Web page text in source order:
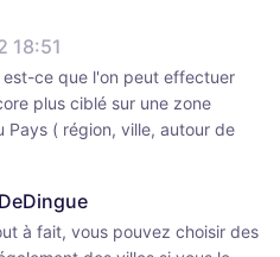
18:51
est-ce que l'on peut effectuer
plus ciblé sur une zone
Pays ( région, ville, autour de
à fait, vous pouvez choisir des